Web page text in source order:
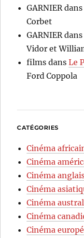
GARNIER
Corbet
GARNIER
Vidor et
films dansLe
Ford Coppola
CATÉGORIES
Cinéma
Cinéma
Cinéma
Cinéma
Cinéma
Cinéma
Cinéma